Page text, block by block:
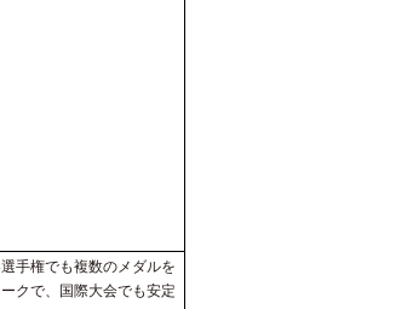
手権でも複数のメダルを
クで、国際大会でも安定